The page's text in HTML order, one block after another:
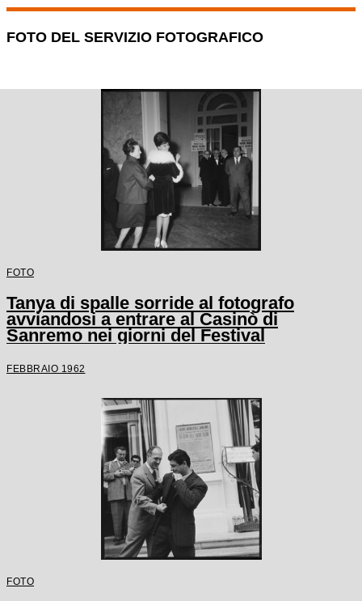
FOTO DEL SERVIZIO FOTOGRAFICO
FOTO
Tanya di spalle sorride al fotografo
avviandosi a entrare al Casinò di
Sanremo nei giorni del Festival
FEBBRAIO 1962
FOTO